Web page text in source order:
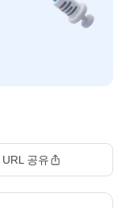
URL 공유